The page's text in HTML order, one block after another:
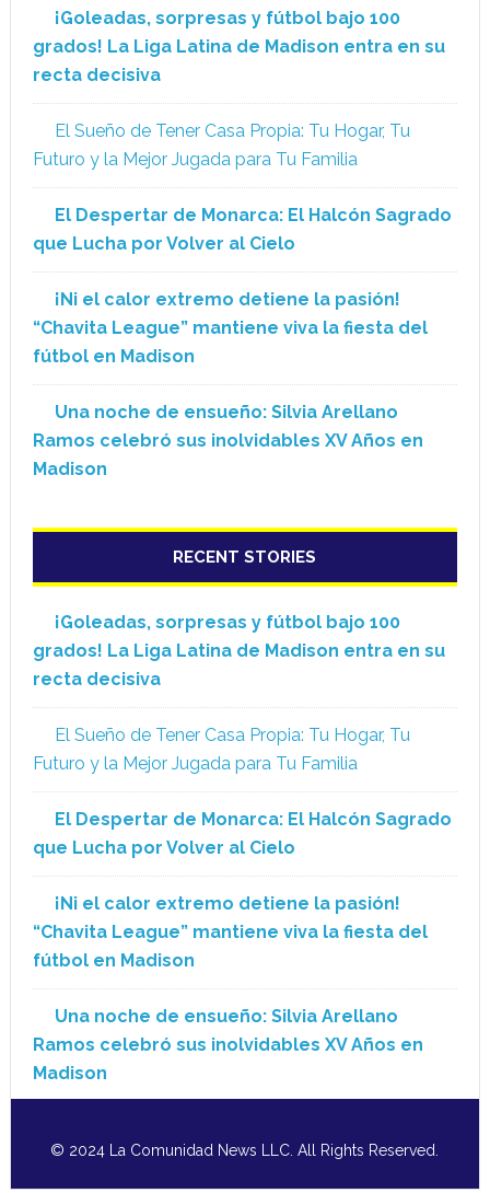
¡Goleadas, sorpresas y fútbol bajo 100
grados! La Liga Latina de Madison entra en su
recta decisiva
El Sueño de Tener Casa Propia: Tu Hogar, Tu
Futuro y la Mejor Jugada para Tu Familia
El Despertar de Monarca: El Halcón Sagrado
que Lucha por Volver al Cielo
¡Ni el calor extremo detiene la pasión!
“Chavita League” mantiene viva la fiesta del
fútbol en Madison
Una noche de ensueño: Silvia Arellano
Ramos celebró sus inolvidables XV Años en
Madison
RECENT STORIES
¡Goleadas, sorpresas y fútbol bajo 100
grados! La Liga Latina de Madison entra en su
recta decisiva
El Sueño de Tener Casa Propia: Tu Hogar, Tu
Futuro y la Mejor Jugada para Tu Familia
El Despertar de Monarca: El Halcón Sagrado
que Lucha por Volver al Cielo
¡Ni el calor extremo detiene la pasión!
“Chavita League” mantiene viva la fiesta del
fútbol en Madison
Una noche de ensueño: Silvia Arellano
Ramos celebró sus inolvidables XV Años en
Madison
© 2024 La Comunidad News LLC. All Rights Reserved.